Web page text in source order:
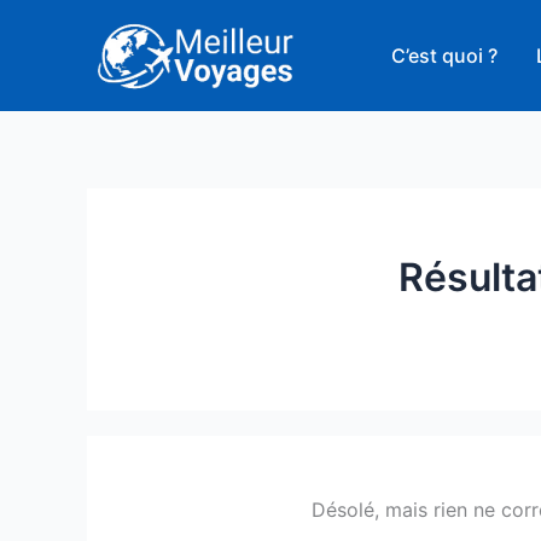
C’est quoi ?
Désolé, mais rien ne